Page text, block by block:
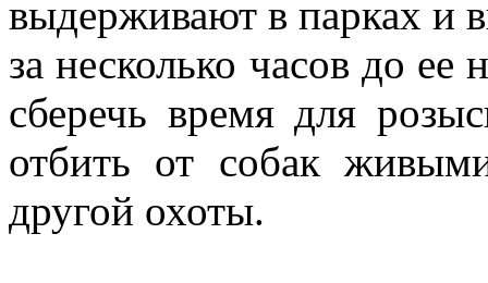
выдерживают в парках и
за несколько часов до ее
сберечь время для
отбить от собак
другой охоты.